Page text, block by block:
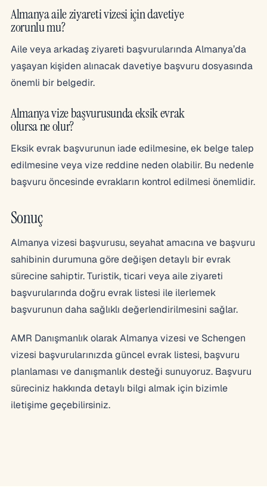
Almanya aile ziyareti vizesi için davetiye
zorunlu mu?
Aile veya arkadaş ziyareti başvurularında Almanya’da
yaşayan kişiden alınacak davetiye başvuru dosyasında
önemli bir belgedir.
Almanya vize başvurusunda eksik evrak
olursa ne olur?
Eksik evrak başvurunun iade edilmesine, ek belge talep
edilmesine veya vize reddine neden olabilir. Bu nedenle
başvuru öncesinde evrakların kontrol edilmesi önemlidir.
Sonuç
Almanya vizesi başvurusu, seyahat amacına ve başvuru
sahibinin durumuna göre değişen detaylı bir evrak
sürecine sahiptir. Turistik, ticari veya aile ziyareti
başvurularında doğru evrak listesi ile ilerlemek
başvurunun daha sağlıklı değerlendirilmesini sağlar.
AMR Danışmanlık olarak Almanya vizesi ve Schengen
vizesi başvurularınızda güncel evrak listesi, başvuru
planlaması ve danışmanlık desteği sunuyoruz. Başvuru
süreciniz hakkında detaylı bilgi almak için bizimle
iletişime geçebilirsiniz.